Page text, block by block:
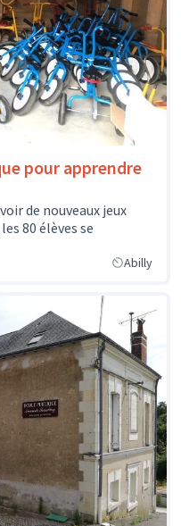
pour apprendre
de nouveaux jeux
80 élèves se
Abilly